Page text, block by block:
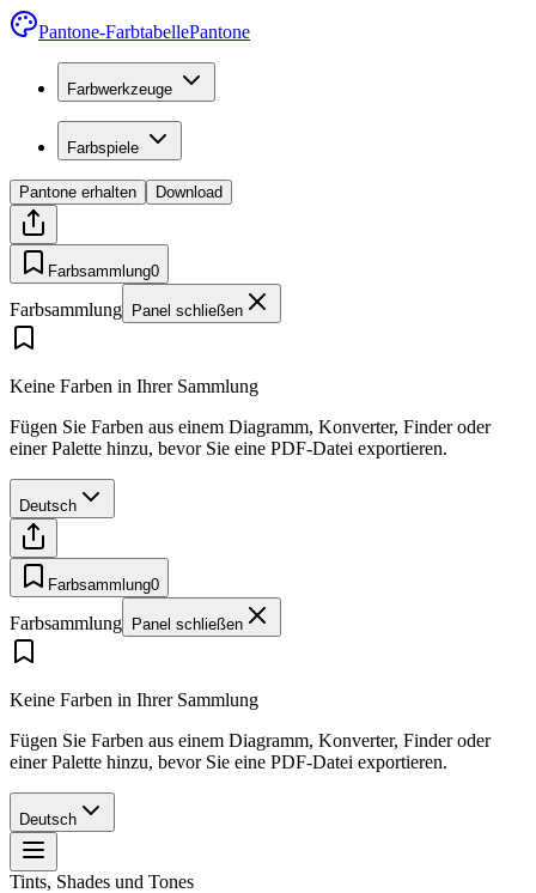
Pantone-FarbtabellePantone
Farbwerkzeuge
Farbspiele
Pantone erhalten Download
Farbsammlung0
Farbsammlung Panel schließen
Keine Farben in Ihrer Sammlung
Fügen Sie Farben aus einem Diagramm, Konverter, Finder oder
einer Palette hinzu, bevor Sie eine PDF-Datei exportieren.
Deutsch
Farbsammlung0
Farbsammlung Panel schließen
Keine Farben in Ihrer Sammlung
Fügen Sie Farben aus einem Diagramm, Konverter, Finder oder
einer Palette hinzu, bevor Sie eine PDF-Datei exportieren.
Deutsch
Tints, Shades und Tones